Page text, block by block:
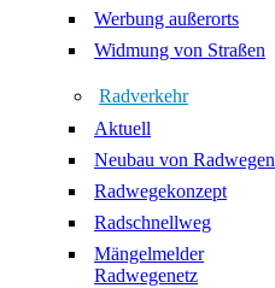
Werbung außerorts
Widmung von Straßen
Radverkehr
Aktuell
Neubau von Radwegen
Radwegekonzept
Radschnellweg
Mängelmelder
Radwegenetz